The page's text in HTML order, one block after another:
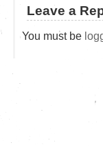
Leave a
You must be